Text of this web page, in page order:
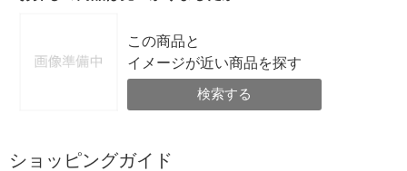
この商品と
イメージが近い商品を探す
検索する
ショッピングガイド